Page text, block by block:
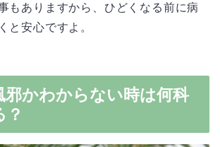
もありますから、ひどくなる前に病
と安心ですよ。
邪かわからない時は何科
？